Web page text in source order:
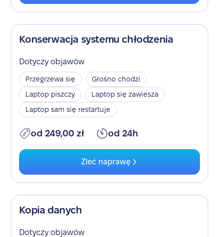
Konserwacja systemu chłodzenia
Dotyczy objawów
Przegrzewa się
Głośno chodzi
Laptop piszczy
Laptop się zawiesza
Laptop sam się restartuje
od 249,00 zł od 24h
Zleć naprawę
Kopia danych
Dotyczy objawów